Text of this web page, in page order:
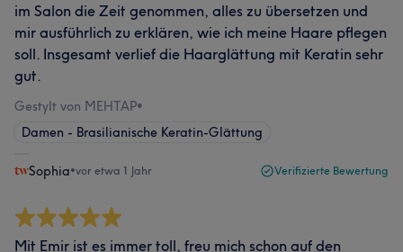
im Salon die Zeit genommen, alles zu übersetzen und
mir ausführlich zu erklären, wie ich meine Haare pflegen
soll. Insgesamt verlief die Haarglättung mit Keratin sehr
gut.
Gestylt von MEHTAP•
Damen - Brasilianische Keratin-Glättung
Sophia•vor etwa 1 Jahr Verifizierte Bewertung
Mit Emir ist es immer toll, freu mich schon auf den